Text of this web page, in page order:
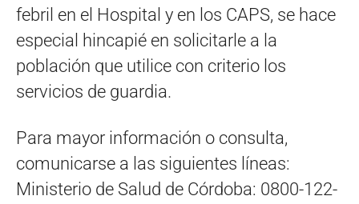
febril en el Hospital y en los CAPS, se hace
especial hincapié en solicitarle a la
población que utilice con criterio los
servicios de guardia.
Para mayor información o consulta,
comunicarse a las siguientes líneas:
Ministerio de Salud de Córdoba: 0800-122-